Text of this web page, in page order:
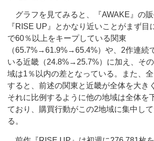
グラフを見てみると、『AWAKE』の
『RISE UP』とかなり近いことがまず目
で60％以上をキープしている関東
（65.7%→61.9%→65.4%）や、2作連続
いる近畿（24.8%→25.7%）に加え、そ
域は1％以内の差となっている。また、
すると、前述の関東と近畿が全体を大き
それに比例するように他の地域は全体を
ており、購買行動がこの2地域に集中し
る。